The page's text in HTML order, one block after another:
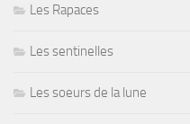
Les Rapaces
Les sentinelles
Les soeurs de la lune